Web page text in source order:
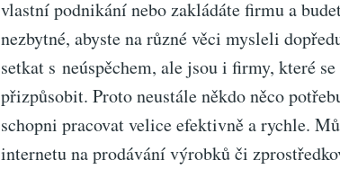
vlastní podnikání nebo zakládáte firmu a
nezbytné, abyste na různé věci mysleli
setkat s neúspěchem, ale jsou i firmy, které
přizpůsobit. Proto neustále někdo něco
schopni pracovat velice efektivně a rychle.
internetu na prodávání výrobků či